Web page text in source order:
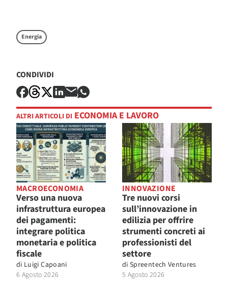
Energia
CONDIVIDI
ALTRI ARTICOLI DI ECONOMIA E LAVORO
MACROECONOMIA
Verso una nuova
infrastruttura europea
dei pagamenti:
integrare politica
monetaria e politica
fiscale
di Luigi Capoani
6 Agosto 2026
INNOVAZIONE
Tre nuovi corsi
sull’innovazione in
edilizia per offrire
strumenti concreti ai
professionisti del
settore
di Spreentech Ventures
5 Agosto 2026